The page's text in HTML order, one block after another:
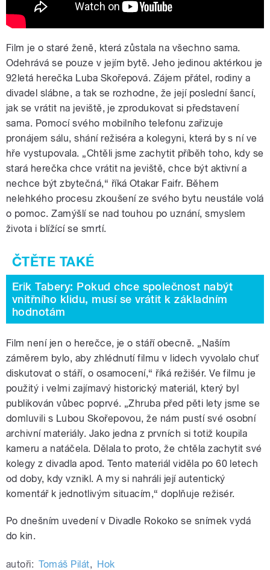
Film je o staré ženě, která zůstala na všechno sama.
Odehrává se pouze v jejím bytě. Jeho jedinou aktérkou je
92letá herečka Luba Skořepová. Zájem přátel, rodiny a
divadel slábne, a tak se rozhodne, že její poslední šancí,
jak se vrátit na jeviště, je zprodukovat si představení
sama. Pomocí svého mobilního telefonu zařizuje
pronájem sálu, shání režiséra a kolegyni, která by s ní ve
hře vystupovala. „Chtěli jsme zachytit příběh toho, kdy se
stará herečka chce vrátit na jeviště, chce být aktivní a
nechce být zbytečná,“ říká Otakar Faifr. Během
nelehkého procesu zkoušení ze svého bytu neustále volá
o pomoc. Zamýšlí se nad touhou po uznání, smyslem
života i blížící se smrtí.
Erik Tabery: Pokud chce společnost nabýt
vnitřního klidu, musí se vrátit k základním
hodnotám
Film není jen o herečce, je o stáří obecně. „Naším
záměrem bylo, aby zhlédnutí filmu v lidech vyvolalo chuť
diskutovat o stáří, o osamocení,“ říká režišér. Ve filmu je
použitý i velmi zajímavý historický materiál, který byl
publikován vůbec poprvé. „Zhruba před pěti lety jsme se
domluvili s Lubou Skořepovou, že nám pustí své osobní
archivní materiály. Jako jedna z prvních si totiž koupila
kameru a natáčela. Dělala to proto, že chtěla zachytit své
kolegy z divadla apod. Tento materiál viděla po 60 letech
od doby, kdy vznikl. A my si nahráli její autentický
komentář k jednotlivým situacím,“ doplňuje režisér.
Po dnešním uvedení v Divadle Rokoko se snímek vydá
do kin.
autoři: Tomáš Pilát, Hok